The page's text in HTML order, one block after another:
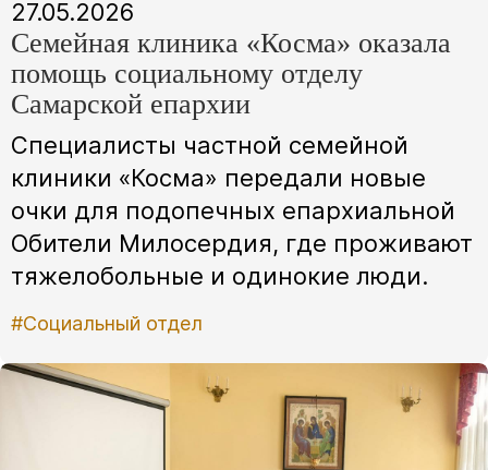
27.05.2026
Семейная клиника «Косма» оказала
помощь социальному отделу
Самарской епархии
Специалисты частной семейной
клиники «Косма» передали новые
очки для подопечных епархиальной
Обители Милосердия, где проживают
тяжелобольные и одинокие люди.
#Социальный отдел